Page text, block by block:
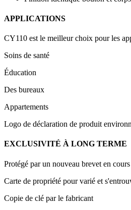
APPLICATIONS
CY110 est le meilleur choix pour les
Soins de santé
Éducation
Des bureaux
Appartements
Logo de déclaration de produit
EXCLUSIVITÉ À LONG TERME
Protégé par un nouveau brevet en
Carte de propriété pour varié et
Copie de clé par le fabricant